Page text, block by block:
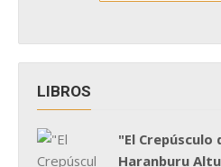
LIBROS
"El Crepúsculo
Haranburu